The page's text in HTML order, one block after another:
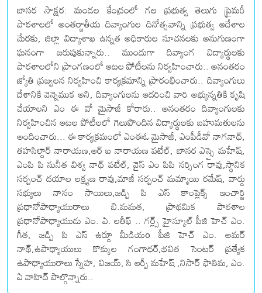
బాసర సాక్షర: మండల కేంద్రంలో గల ప్రభుత్వ తెలుగు ప్రైమరీ
పాఠశాలలో అంతర్జాతీయ దివ్యాంగుల దినోత్సవాన్ని ప్రభుత్వ ఆదేశాల
మేరకు, జిల్లా విద్యాశాఖ ఉన్నత అధికారుల సూచనలకు అనుగుణంగా
ఘనంగా జరుపుకున్నారు.. ముందుగా దివ్యాంగ విద్యార్థులకు
పాఠశాలలోని ప్రాంగణంలో ఆటల పోటీలను నిర్వహించారు.. అనంతరం
జ్యోతి ప్రజ్వలన నిర్వహించి కార్యక్రమాన్ని ప్రారంభించారు.. దివ్యాంగులు
దేశానికి వెన్నెముక అని, దివ్యాంగులను ఆదరించి వారి అభ్యున్నతికి కృషి
చేయాలని ఎం ఈ వో మైసాజీ కోరారు.. అనంతరం దివ్యాంగులకు
నిర్వహించిన ఆటల పోటీలలో గెలుపొందిన విద్యార్థులకు బహుమతులను
అందించారు... ఈ కార్యక్రమంలో ఎంఈఓ మైసాజీ, ఎంపీడీవో నాగనాథ్,
తహసిల్దార్ నారాయణ,ఆర్ ఐ నారాయణ పటేల్, బాసర ఎస్సై మహేష్,
ఎంపి పి సునీత విశ్వ నాథ్ పటేల్, వైస్ ఎం పిపి నర్సింగ రావు,స్థానిక
సర్పంచ్ దయాల లక్ష్మణ రావు,మాజీ సర్పంచ్ మమ్మాయి రమేష్, వార్డు
సభ్యులు నానం సాయిలు,జడ్పి పి ఎస్ కాంప్లెక్స్ ఇంచార్జి
ప్రధానోపాధ్యాయురాలు బి.మమత, ప్రాథమిక పాఠశాల
ప్రధానోపాధ్యాయుడు ఎం. ఏ. లతీఫ్ .. గర్ల్స్ హైస్కూల్ పీజి హెచ్ ఎం.
గీత, జడ్పి పి ఎస్ ఉర్దూ మీడియo పీజి హెచ్ ఎం. అమర్
నాథ్,ఉపాధ్యాయులు కొక్కుల గంగాధర్,భవిత సెంటర్ ప్రత్యేక
ఉపాధ్యాయురాలు స్నేహ, విజయ్, సి ఆర్పీ మహేష్ ,నిసార్ ఫాతిమ, ఎం.
ఏ వాహిద్ పాల్గొన్నారు..